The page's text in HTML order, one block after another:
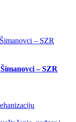
– SZR